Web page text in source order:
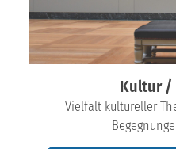
Kultur /
Vielfalt kultureller